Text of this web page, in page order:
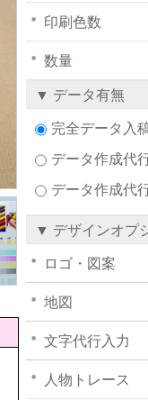
印刷色数
数量
▼ データ有無
完全データ入
データ作成代
データ作成代
▼ デザインオプ
ロゴ・図案
地図
文字代行入力
人物トレース